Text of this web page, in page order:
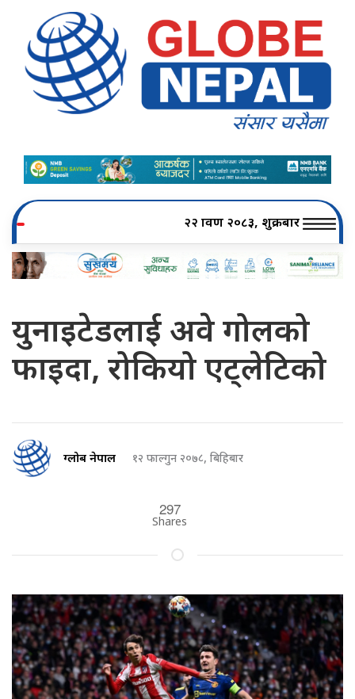
२२ श्रावण २०८३, शुक्रबार
युनाइटेडलाई अवे गोलको
फाइदा, रोकियो एट्लेटिको
ग्लोब नेपाल १२ फाल्गुन २०७८, बिहिबार
297
Shares